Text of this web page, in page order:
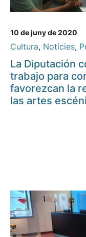
10 de juny de 2020
Cultura, Notícies,
La Diputación
trabajo para
favorezcan la
las artes